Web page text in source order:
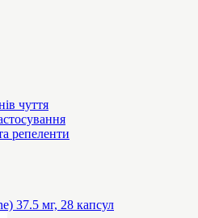
чуття
репеленти
37.5 мг, 28 капсул